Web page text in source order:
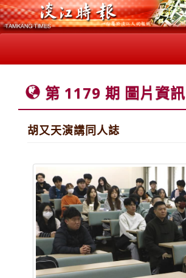
第 1179 期 圖片資訊
胡又天演講同人誌